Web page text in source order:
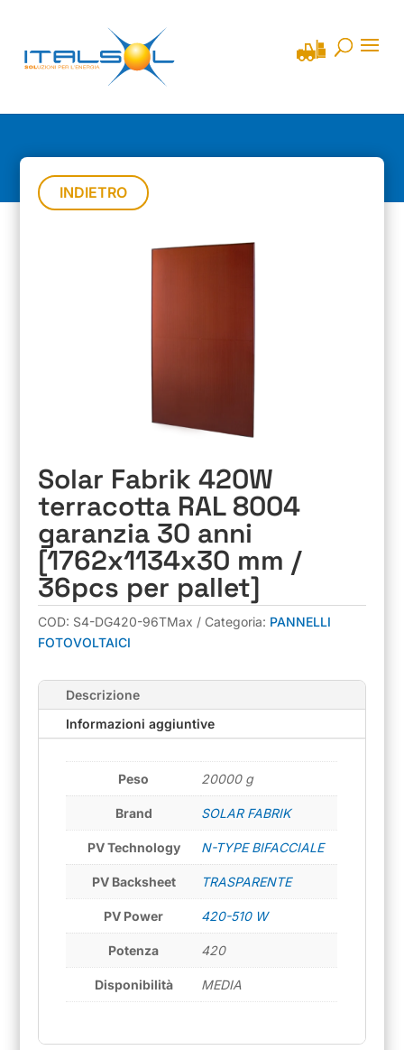
INDIETRO
Solar Fabrik 420W
terracotta RAL 8004
garanzia 30 anni
[1762x1134x30 mm /
36pcs per pallet]
COD: S4-DG420-96TMax Categoria: PANNELLI
FOTOVOLTAICI
Descrizione
Informazioni aggiuntive
Peso 20000 g
Brand SOLAR FABRIK
PV Technology N-TYPE BIFACCIALE
PV Backsheet TRASPARENTE
PV Power 420-510 W
Potenza 420
Disponibilità MEDIA